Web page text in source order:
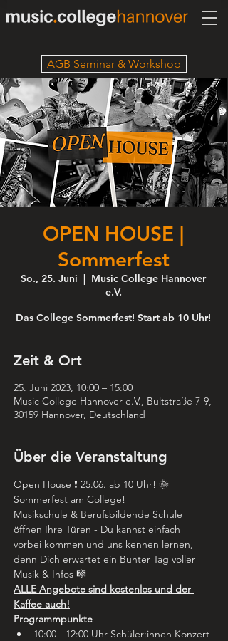
AGB Seminar & Workshop
OPEN HOUSE |
Sommerfest
So., 25. Juni
  |
Music College Hannover
e.V.
Das College Sommerfest! Start ab 10 Uhr!
Zeit & Ort
25. Juni 2023, 10:00 – 15:00
Music College Hannover e.V., Bultstraße 7-9,
30159 Hannover, Deutschland
Über die Veranstaltung
Open House ❗ 25.06. ab 10 Uhr! 🌞
Sommerfest am College!
Musikschule & Berufsbildende Schule
öffnen Ihre Türen - Du kannst einfach
vorbei kommen und uns kennen lernen,
denn Dich erwartet ein Bunter Tag voller
Musik & Infos 🎼
ALLE Angebote sind kostenlos und der
Kaffee auch!
Programmpunkte
10:00 - 12:00 Uhr Schüler:innen Konzert